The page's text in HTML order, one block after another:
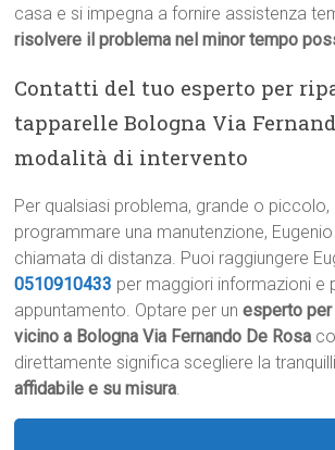
casa e si impegna a fornire assistenza
risolvere il problema nel minor tempo
Contatti del tuo esperto per
tapparelle Bologna Via
modalità di intervento
Per qualsiasi problema, grande o piccolo,
programmare una manutenzione,
chiamata di distanza. Puoi raggiungere
0510910433 per maggiori informazioni e
appuntamento. Optare per unesperto
vicino a Bologna Via Fernando De Rosa
direttamente significa scegliere la
affidabile e su misura.